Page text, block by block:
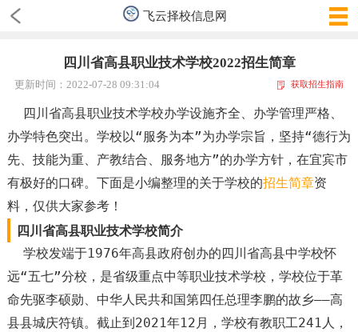
飞云择校信息网
四川省高县职业技术学校2022招生简章
更新时间：2022-07-28 09:31:04 获取招生指南
四川省高县职业技术学校办学设施齐全、办学管理严格、
办学特色突出。学校以“服务为本”为办学宗旨，坚持“德行为
先、技能为重、产教结合、服务地方”的办学方针，在宜宾市
有极好的口碑。下面是小编整理的关于学校的招生简章资
料，仅供大家参考！
四川省高县职业技术学校简介
学校发端于1976年高县政府创办的四川省高县中学校怀
远“五七”分校，是省级重点中等职业技术学校，学校位于革
命先驱李硕勋、中华人民共和国第四任总理李鹏的故乡——高
县县城庆符镇。截止到2021年12月，学校有教职工241人，